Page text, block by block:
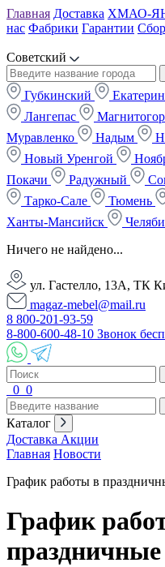
Главная Доставка ХМАО-
нас Фабрики Гарантии
Советский
Губкинский
Лангепас
Муравленко
Надым
Новый Уренгой
Покачи
Радужный
Тарко-Сале
Тюмень
Ханты-Мансийск
Ничего не найдено...
ул. Гастелло, 13А, ТК
magaz-mebel@mail.ru
8 800-201-93-59
8-800-600-48-10 Звонок
0 0
Каталог
Доставка Акции
Главная Новости
График работы в
График